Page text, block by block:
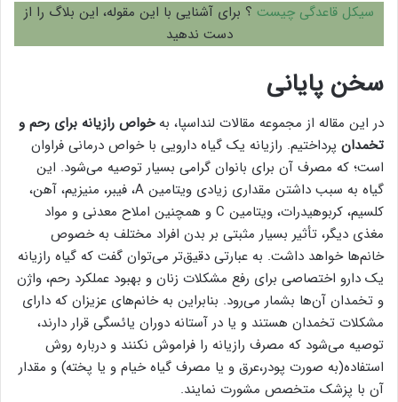
سیکل قاعدگی چیست ؟ برای آشنایی با این مقوله، این بلاگ را از
دست ندهید
سخن پایانی
در این مقاله از مجموعه مقالات لنداسپا، بهخواص رازیانه برای رحم و
تخمدان پرداختیم. رازیانه یک گیاه دارویی با خواص درمانی فراوان
است؛ که مصرف آن برای بانوان گرامی بسیار توصیه می‌شود. این
گیاه به سبب داشتن مقداری زیادی ویتامین A، فیبر، منیزیم، آهن،
کلسیم، کربوهیدرات، ویتامین C و همچنین املاح معدنی و مواد
مغذی دیگر، تأثیر بسیار مثبتی بر بدن افراد مختلف به خصوص
خانم‌ها خواهد داشت. به‌ عبارتی دقیق‌تر می‌توان گفت که گیاه رازیانه
یک دارو اختصاصی برای رفع مشکلات زنان و بهبود عملکرد رحم، واژن
و تخمدان آن‌ها بشمار می‌رود. بنابراین به خانم‌های عزیزان که دارای
مشکلات تخمدان هستند و یا در آستانه دوران یائسگی قرار دارند،
توصیه می‌شود که مصرف رازیانه را فراموش نکنند و درباره روش
استفاده(به‌ صورت پودر،عرق و یا مصرف گیاه خیام و یا پخته) و مقدار
آن با پزشک متخصص مشورت نمایند.